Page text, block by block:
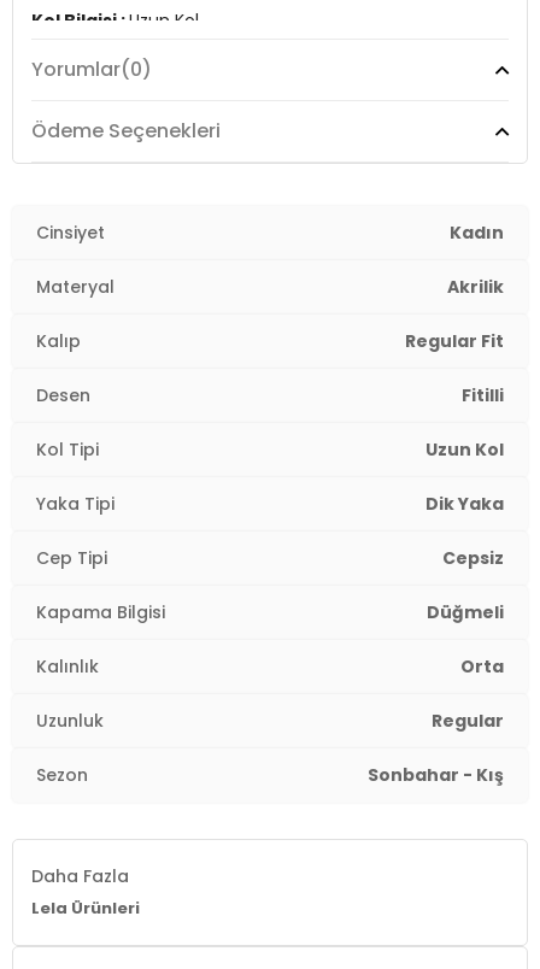
Kol Bilgisi :Uzun Kol
Manken Ölçüsü :
Size
Yorumlar(0)
Ödeme Seçenekleri
Cinsiyet Kadın
Materyal Akrilik
Kalıp Regular Fit
Desen Fitilli
Kol Tipi Uzun Kol
Yaka Tipi Dik Yaka
Cep Tipi Cepsiz
Kapama Bilgisi Düğmeli
Kalınlık Orta
Uzunluk Regular
Sezon Sonbahar - Kış
Daha Fazla
Lela Ürünleri